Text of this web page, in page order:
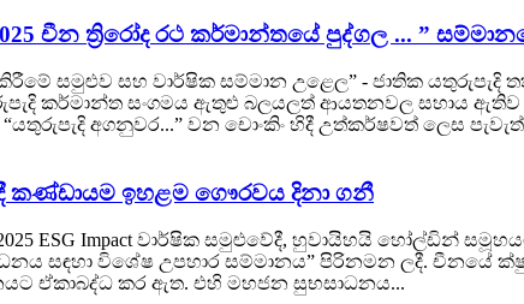
චීන ත්‍රිරෝද රථ කර්මාන්තයේ පුද්ගල ... ”
කිරීමේ සමුළුව සහ වාර්ෂික සම්මාන උළෙල” - ජාතික
කර්මාන්ත සංගමය ඇතුළු බලයලත් ආයතනවල සහාය ඇතිව
අගනුවර...” වන චොංකිං හිදී උත්කර්ෂවත් ලෙස
කණ්ඩායම ඉහළම ගෞරවය දිනා ගනී
ESG Impact වාර්ෂික සමුළුවේදී, හුවායිහයි හෝල්ඩින්
සඳහා විශේෂ උපහාර සම්මානය” පිරිනමන ලදී. චීනයේ
ඒකාබද්ධ කර ඇත. එහි මහජන සුභසාධනය...